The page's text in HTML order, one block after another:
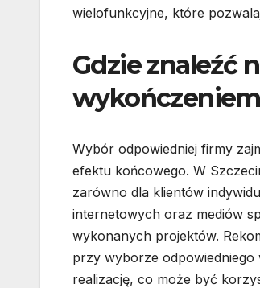
wielofunkcyjne, które
Gdzie znaleźć
Wybór odpowiedniej firmy
efektu końcowego. W
zarówno dla klientów
internetowych oraz mediów
wykonanych projektów.
przy wyborze
realizację, co może być